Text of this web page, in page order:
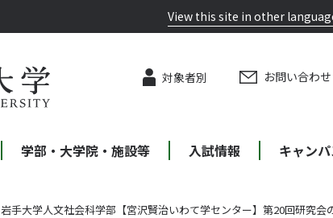
View this site in other
対象者別 お問い合わせ
学部・大学院・施設等 入試情報 キャン
岩手大学人文社会科学部【宮沢賢治いわて学センター】第20回研究会